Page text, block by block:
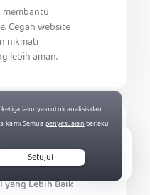
membantu
Cegah website
nikmati
lebih aman.
Lebih Baik